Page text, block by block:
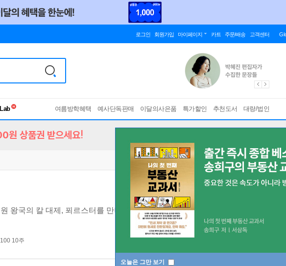
로그인 회원가입 마이페이지 카트 주문/배송 고객센터
검사
여름방학혜택 예사단독판매 이달의사은품 특가할인 추천도서 대량/법인
오늘은 그만 보기
원 상품권 받으세요!
왕국의 칼 대제, 푀르스터를 만나다
10주